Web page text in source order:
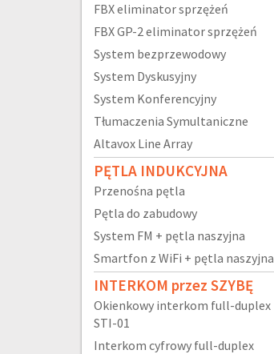
FBX eliminator sprzężeń
FBX GP-2 eliminator sprzężeń
System bezprzewodowy
System Dyskusyjny
System Konferencyjny
Tłumaczenia Symultaniczne
Altavox Line Array
PĘTLA INDUKCYJNA
Przenośna pętla
Pętla do zabudowy
System FM + pętla naszyjna
Smartfon z WiFi + pętla naszyjna
INTERKOM przez SZYBĘ
Okienkowy interkom full-duplex
STI-01
Interkom cyfrowy full-duplex